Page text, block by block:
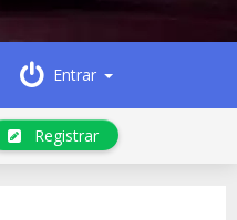
Entrar
Registrar